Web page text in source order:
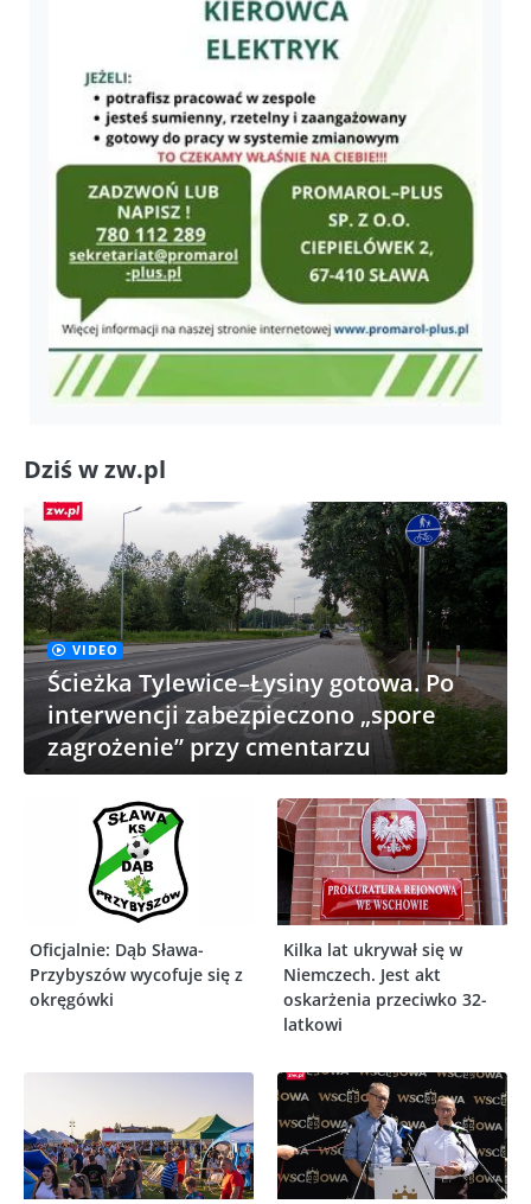
Dziś w zw.pl
VIDEO
Ścieżka Tylewice–Łysiny gotowa. Po
interwencji zabezpieczono „spore
zagrożenie” przy cmentarzu
Oficjalnie: Dąb Sława-
Przybyszów wycofuje się z
okręgówki
Kilka lat ukrywał się w
Niemczech. Jest akt
oskarżenia przeciwko 32-
latkowi